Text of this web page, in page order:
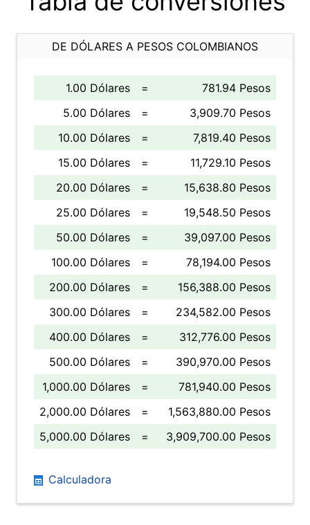
DE DÓLARES A PESOS COLOMBIANOS
1.00 Dólares =
781.94 Pesos
5.00 Dólares
=
3,909.70 Pesos
10.00 Dólares
=
7,819.40 Pesos
15.00 Dólares
=
11,729.10 Pesos
20.00 Dólares
=
15,638.80 Pesos
25.00 Dólares
=
19,548.50 Pesos
50.00 Dólares
=
39,097.00 Pesos
100.00 Dólares
=
78,194.00 Pesos
200.00 Dólares
=
156,388.00 Pesos
300.00 Dólares
=
234,582.00 Pesos
400.00 Dólares
=
312,776.00 Pesos
500.00 Dólares
=
390,970.00 Pesos
1,000.00 Dólares
=
781,940.00 Pesos
2,000.00 Dólares
=
1,563,880.00 Pesos
5,000.00 Dólares
= 3,909,700.00 Pesos
Calculadora